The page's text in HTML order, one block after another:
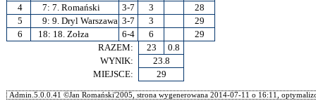
4
7: 7. Romański 3-7 3
28
5
9: 9. Dryl Warszawa 3-7 3
29
6
18: 18. Zołza 6-4 6
29
RAZEM:
23
0.8
WYNIK:
23.8
MIEJSCE:
29
Admin.5.0.0.41 ©Jan Romański'2005, strona wygenerowana 2014-07-11 o 16:11,